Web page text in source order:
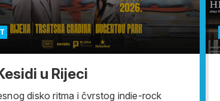
u Rijeci
disko ritma i čvrstog indie-rock